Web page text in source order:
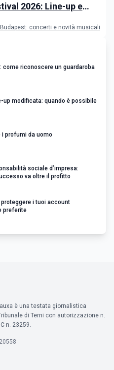
2026: Line-up e
concerti e novità musicali
come riconoscere un guardaroba
up modificata: quando è possibile
profumi da uomo
sociale d’impresa:
va oltre il profitto
i tuoi account
preferite
è una testata giornalistica
di Terni con autorizzazione n.
n. 23259.